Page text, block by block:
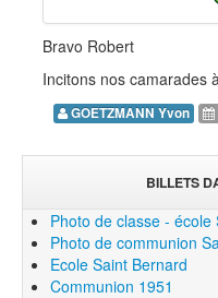
Bravo Robert
Incitons nos camarades
GOETZMANN Yvon
BILLETS
Photo de classe -
Photo de communion
Ecole Saint Bernard
Communion 1951